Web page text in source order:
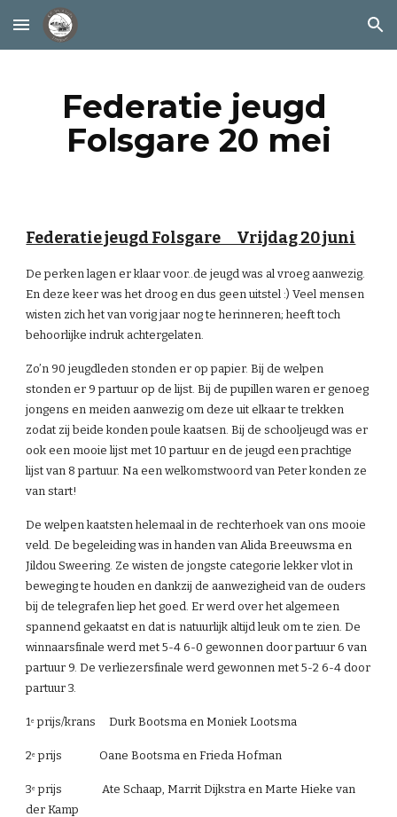
Skip to main content Skip to navigation
Federatie jeugd
Folsgare 20 mei
Federatie jeugd Folsgare      Vrijdag 20 juni
De perken lagen er klaar voor..de jeugd was al vroeg aanwezig.
En deze keer was het droog en dus geen uitstel :) Veel mensen
wisten zich het van vorig jaar nog te herinneren; heeft toch
behoorlijke indruk achtergelaten.
Zo’n 90 jeugdleden stonden er op papier. Bij de welpen
stonden er 9 partuur op de lijst. Bij de pupillen waren er genoeg
jongens en meiden aanwezig om deze uit elkaar te trekken
zodat zij beide konden poule kaatsen. Bij de schooljeugd was er
ook een mooie lijst met 10 partuur en de jeugd een prachtige
lijst van 8 partuur. Na een welkomstwoord van Peter konden ze
van start!
De welpen kaatsten helemaal in de rechterhoek van ons mooie
veld. De begeleiding was in handen van Alida Breeuwsma en
Jildou Sweering. Ze wisten de jongste categorie lekker vlot in
beweging te houden en dankzij de aanwezigheid van de ouders
bij de telegrafen liep het goed. Er werd over het algemeen
spannend gekaatst en dat is natuurlijk altijd leuk om te zien. De
winnaarsfinale werd met 5-4 6-0 gewonnen door partuur 6 van
partuur 9. De verliezersfinale werd gewonnen met 5-2 6-4 door
partuur 3.
1e prijs/krans     Durk Bootsma en Moniek Lootsma
2e prijs              Oane Bootsma en Frieda Hofman
3e prijs               Ate Schaap, Marrit Dijkstra en Marte Hieke van
der Kamp